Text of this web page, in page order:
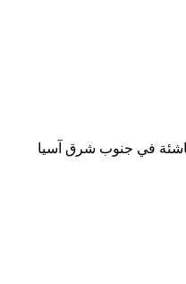
إلى الأسواق الناشئة في جنوب شرق آسيا